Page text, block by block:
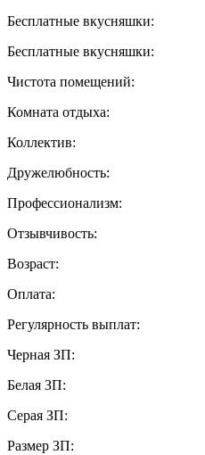
Бесплатные вкусняшки:
Бесплатные вкусняшки:
Чистота помещений:
Комната отдыха:
Коллектив:
Дружелюбность:
Профессионализм:
Отзывчивость:
Возраст:
Оплата:
Регулярность выплат:
Черная ЗП:
Белая ЗП:
Серая ЗП:
Размер ЗП: